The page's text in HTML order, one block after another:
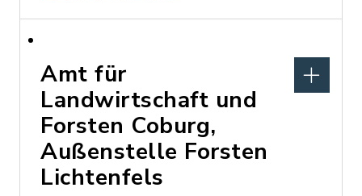
Amt für
Landwirtschaft und
Forsten Coburg,
Außenstelle Forsten
Lichtenfels